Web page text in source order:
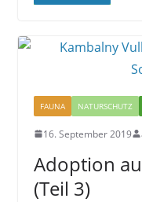
FAUNA NATURSCHUTZ
16. September 2019
Adoption
(Teil 3)